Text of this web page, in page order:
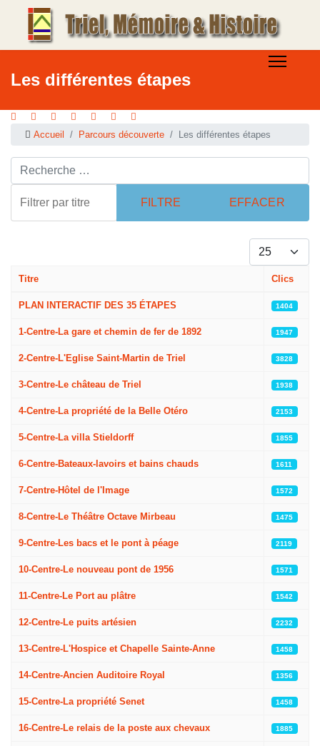
Les différentes étapes
Accueil Parcours découverte Les différentes étapes
Rechercher ...
Filtrer par titre
FILTRE EFFACER
Afficher #
Titre Clics
PLAN INTERACTIF DES 35 ÉTAPES 1404
1-Centre-La gare et chemin de fer de 1892 1947
2-Centre-L'Eglise Saint-Martin de Triel 3828
3-Centre-Le château de Triel 1938
4-Centre-La propriété de la Belle Otéro 2153
5-Centre-La villa Stieldorff 1855
6-Centre-Bateaux-lavoirs et bains chauds 1611
7-Centre-Hôtel de l'Image 1572
8-Centre-Le Théâtre Octave Mirbeau 1475
9-Centre-Les bacs et le pont à péage 2119
10-Centre-Le nouveau pont de 1956 1571
11-Centre-Le Port au plâtre 1542
12-Centre-Le puits artésien 2232
13-Centre-L'Hospice et Chapelle Sainte-Anne 1458
14-Centre-Ancien Auditoire Royal 1356
15-Centre-La propriété Senet 1458
16-Centre-Le relais de la poste aux chevaux 1885